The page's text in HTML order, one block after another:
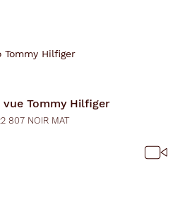
vue Tommy Hilfiger
807 NOIR MAT